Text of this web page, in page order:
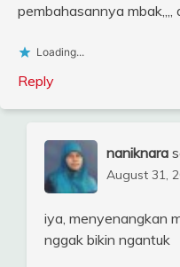
pembahasannya mbak,,,,
Loading...
Reply
naniknara
August 31,
iya, menyenangkan
nggak bikin ngantuk